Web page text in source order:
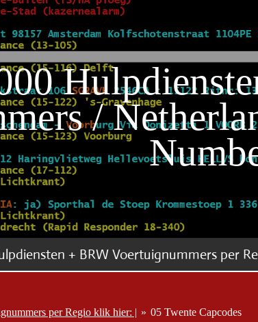
/
+ BRW Voertuignummers per
per Regio klik hier: | » 05 Twente Capcodes